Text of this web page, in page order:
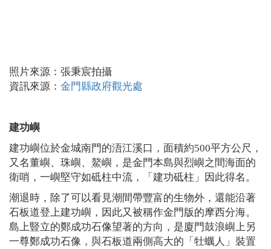
照片來源：張秉宸拍攝
資訊來源： 金門縣政府觀光處
建功嶼
建功嶼位於金城南門的浯江溪口，面積約500平方公尺，
又名董嶼、珠嶼、鰲嶼，是金門本島與烈嶼之間海面的
衛哨，一嶼堅守如砥柱中流，「建功砥柱」因此得名。
潮退時，除了可以看見潮間帶豐富的生物外，還能沿著
石板道登上建功嶼，因此又被稱作金門版的摩西分海。
島上豎立的鄭成功石像望著的方向，是廈門鼓浪嶼上另
一尊鄭成功石像，與石板道兩側高大的「牡蠣人」裝置